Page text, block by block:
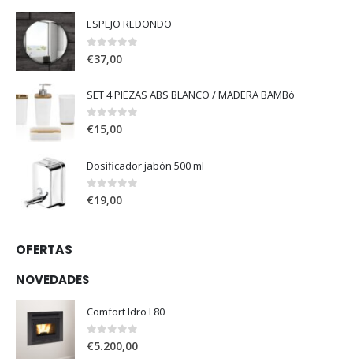
ESPEJO REDONDO
0out of 5
€37,00
SET 4 PIEZAS ABS BLANCO / MADERA BAMBò
0 out of 5
€15,00
Dosificador jabón 500 ml
0 out of 5
€19,00
OFERTAS
NOVEDADES
Comfort Idro L80
0out of 5
€5.200,00